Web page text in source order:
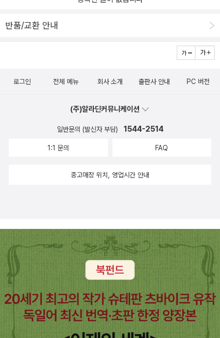
반품/교환 안내
로그인 전체 메뉴 회사 소개 출판사 안내 PC 버전
(주)알라딘커뮤니케이션
일반문의 (발신자 부담) 1544-2514
1:1 문의 FAQ
중고매장 위치, 영업시간 안내